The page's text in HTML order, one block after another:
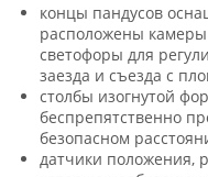
концы пандусов
расположены
светофоры для
заезда и съезда с
столбы изогнутой
беспрепятственно
безопасном
датчики положения,